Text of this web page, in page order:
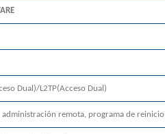
Dual)/L2TP(Acceso Dual)
remota, programa de reinicio